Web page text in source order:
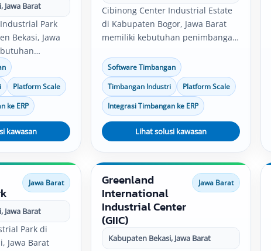
Jawa Barat
Park
Bekasi, Jawa
pabrik,
quality control,
Solusi
software
scale, bench
data timbang
dengan
Platform Scale
ke ERP
kawasan
Cibinong Center Industrial Estate
di Kabupaten Bogor, Jawa Barat
memiliki kebutuhan penimbangan
quality control, logistik, dan
distribusi. Solusi timbangan
industri, software timbangan,
platform scale, bench scale, serta
integrasi data timbang dapat
disesuaikan dengan kebutuhan
operasional perusahaan.
Software Timbangan
Timbangan Industri
Platform Scale
Integrasi Timbangan ke ERP
Lihat solusi kawasan
Jawa Barat
Jawa Barat
Park di
Jawa Barat
Greenland
International
Industrial Center
(GIIC)
Jawa Barat
Kabupaten Bekasi, Jawa Barat